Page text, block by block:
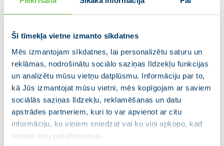
Šī tīmekļa vietne izmanto sīkdatnes
Mēs izmantojam sīkdatnes, lai personalizētu saturu un
reklāmas, nodrošinātu sociālo saziņas līdzekļu funkcijas
un analizētu mūsu vietņu datplūsmu. Informāciju par to,
kā Jūs izmantojat mūsu vietni, mēs kopīgojam ar saviem
sociālās saziņas līdzekļu, reklamēšanas un datu
apstrādes partneriem, kuri to var apvienot ar citu
informāciju, ko viņiem sniedzat vai ko viņi apkopo, kad
lietojat viņu pakalpojumus.
atklāšanu tiks atslogota satiksme centrā. “Austrumu
Rīgas centra apbraukšanu, no kravas transporta
atslogojot Rīgas vēsturisko centru un Purvciema
apkaimi, bet arī drošu gājēju un velobraucēju
infrastruktūru tai pieguļošajā teritorijā. Gājēju un
velobraucēju infrastruktūra uzlabojusies maģistrālei
piegulošajā teritorijā, veicot tās labiekārtošanas
darbus, kā arī projekta ietvaros izbūvēti četri tuneļi, no
kuriem trīs paredzēti drošai un ērtai gājēju un
velobraucēju kustībai, bet viens – autotransportam”.